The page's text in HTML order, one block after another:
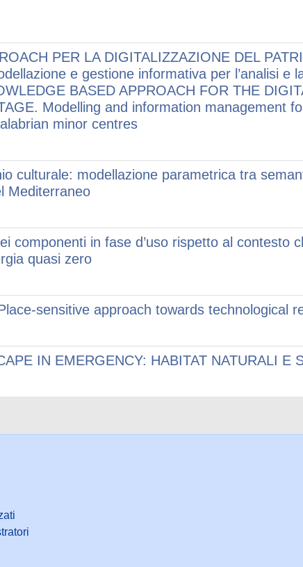
PER LA DIGITALIZZAZIONE DEL
e gestione informativa per l’analisi e
BASED APPROACH FOR THE
Modelling and information management
minor centres
culturale: modellazione parametrica tra
Mediterraneo
componenti in fase d’uso rispetto al contesto
quasi zero
sensitive approach towards technological
IN EMERGENCY: HABITAT NATURALI E